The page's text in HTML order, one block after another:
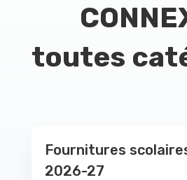
toutes
Fournitures
2026-27